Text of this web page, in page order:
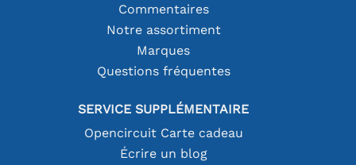
Commentaires
Notre assortiment
Marques
Questions fréquentes
SERVICE SUPPLÉMENTAIRE
Opencircuit Carte cadeau
Écrire un blog